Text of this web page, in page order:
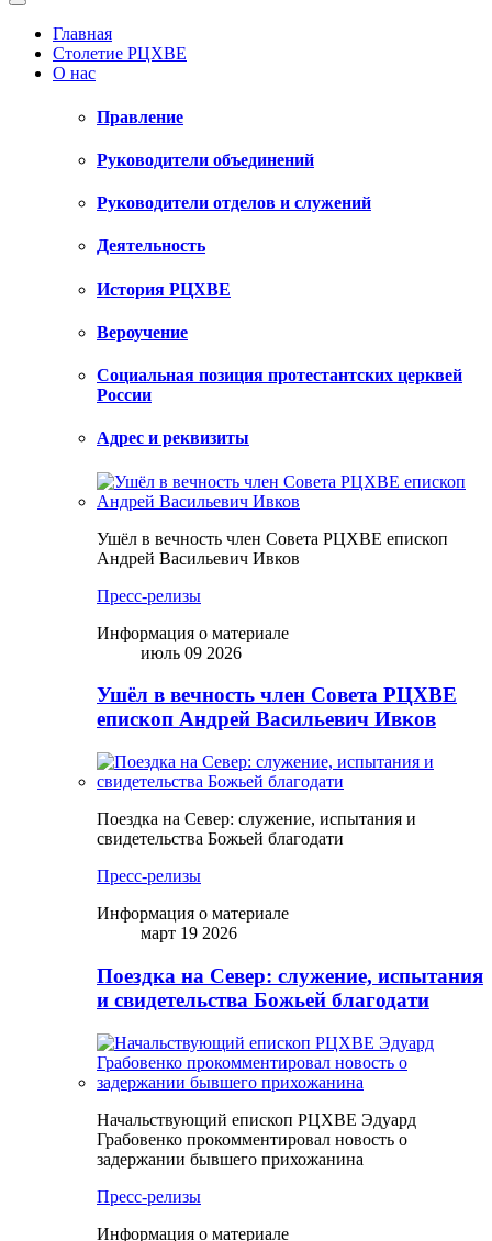
Главная
Столетие РЦХВЕ
О нас
Правление
Руководители объединений
Руководители отделов и служений
Деятельность
История РЦХВЕ
Вероучение
Социальная позиция протестантских церквей
России
Адрес и реквизиты
Ушёл в вечность член Совета РЦХВЕ епископ
Андрей Васильевич Ивков
Пресс-релизы
Информация о материале
июль 09 2026
Ушёл в вечность член Совета РЦХВЕ
епископ Андрей Васильевич Ивков
Поездка на Север: служение, испытания и
свидетельства Божьей благодати
Пресс-релизы
Информация о материале
март 19 2026
Поездка на Север: служение, испытания
и свидетельства Божьей благодати
Начальствующий епископ РЦХВЕ Эдуард
Грабовенко прокомментировал новость о
задержании бывшего прихожанина
Пресс-релизы
Информация о материале